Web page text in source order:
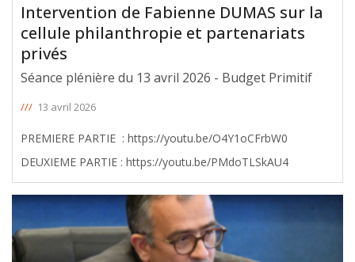
Intervention de Fabienne DUMAS sur la
cellule philanthropie et partenariats
privés
Séance plénière du 13 avril 2026 - Budget Primitif
/// 13 avril 2026
PREMIERE PARTIE : https://youtu.be/O4Y1oCFrbW0
DEUXIEME PARTIE : https://youtu.be/PMdoTLSkAU4